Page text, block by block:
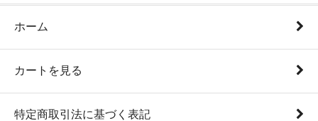
ホーム
カートを見る
特定商取引法に基づく表記